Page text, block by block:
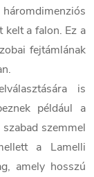
a falon. Ez a
fejtámlának
is
például a
szemmel
a Lamelli
amely hosszú